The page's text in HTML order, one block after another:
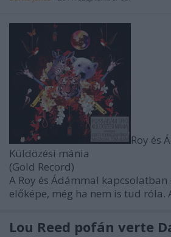
Roy és
Küldözési mánia
(Gold Record)
A Roy és Ádámmal
előképe, még ha nem is tud róla.
Lou Reed pofán verte